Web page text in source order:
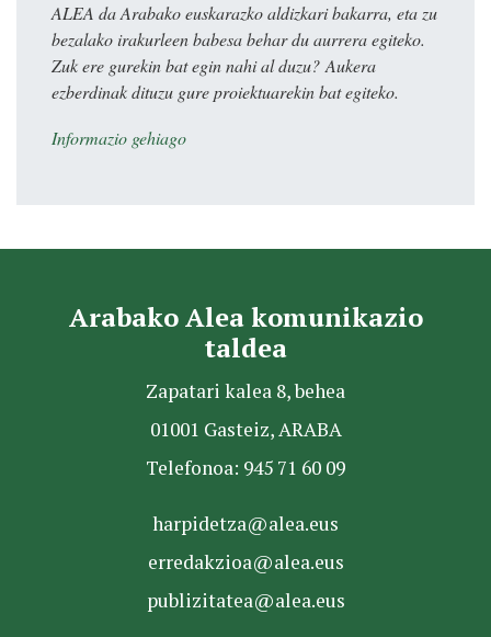
ALEA da Arabako euskarazko aldizkari bakarra, eta zu
bezalako irakurleen babesa behar du aurrera egiteko.
Zuk ere gurekin bat egin nahi al duzu? Aukera
ezberdinak dituzu gure proiektuarekin bat egiteko.
Informazio gehiago
Arabako Alea komunikazio
taldea
Zapatari kalea 8, behea
01001 Gasteiz, ARABA
Telefonoa: 945 71 60 09
harpidetza@alea.eus
erredakzioa@alea.eus
publizitatea@alea.eus